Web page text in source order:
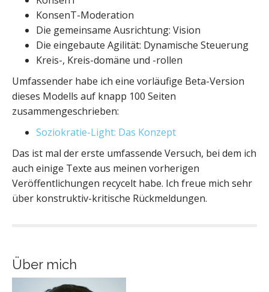
KonsenT-Moderation
Die gemeinsame Ausrichtung: Vision
Die eingebaute Agilität: Dynamische Steuerung
Kreis-, Kreis-domäne und -rollen
Umfassender habe ich eine vorläufige Beta-Version
dieses Modells auf knapp 100 Seiten
zusammengeschrieben:
Soziokratie-Light: Das Konzept
Das ist mal der erste umfassende Versuch, bei dem ich
auch einige Texte aus meinen vorherigen
Veröffentlichungen recycelt habe. Ich freue mich sehr
über konstruktiv-kritische Rückmeldungen.
Über mich